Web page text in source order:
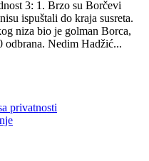
3: 1. Brzo su Borčevi
ispuštali do kraja susreta.
niza bio je golman Borca,
odbrana. Nedim Hadžić...
bi se mogao pridružiti